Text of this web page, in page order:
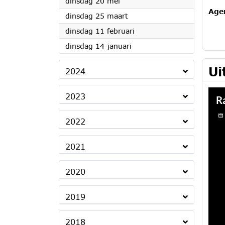
dinsdag 25 maart2025
dinsdag 11 februari
dinsdag 14 januari
2024
2023
2022
2021
2020
2019
2018